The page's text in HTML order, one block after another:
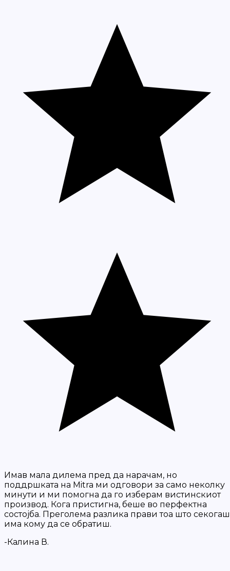
Имав мала дилема пред да нарачам, но
поддршката на Mitra ми одговори за само неколку
минути и ми помогна да го изберам вистинскиот
производ. Кога пристигна, беше во перфектна
состојба. Преголема разлика прави тоа што секогаш
има кому да се обратиш.
-Калина В.